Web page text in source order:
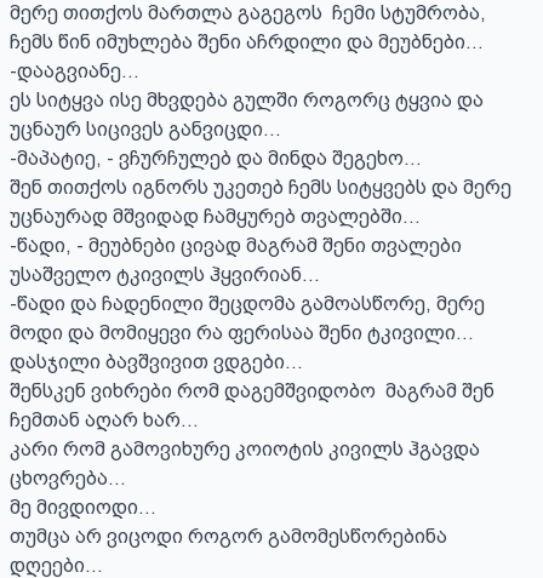
მერე თითქოს მართლა გაგეგოს  ჩემი სტუმრობა,
ჩემს წინ იმუხლება შენი აჩრდილი და მეუბნები...
-დააგვიანე...
ეს სიტყვა ისე მხვდება გულში როგორც ტყვია და
უცნაურ სიცივეს განვიცდი...
-მაპატიე, - ვჩურჩულებ და მინდა შეგეხო...
შენ თითქოს იგნორს უკეთებ ჩემს სიტყვებს და მერე
უცნაურად მშვიდად ჩამყურებ თვალებში...
-წადი, - მეუბნები ცივად მაგრამ შენი თვალები
უსაშველო ტკივილს ჰყვირიან...
-წადი და ჩადენილი შეცდომა გამოასწორე, მერე
მოდი და მომიყევი რა ფერისაა შენი ტკივილი...
დასჯილი ბავშვივით ვდგები...
შენსკენ ვიხრები რომ დაგემშვიდობო  მაგრამ შენ
ჩემთან აღარ ხარ...
კარი რომ გამოვიხურე კოიოტის კივილს ჰგავდა
ცხოვრება...
მე მივდიოდი...
თუმცა არ ვიცოდი როგორ გამომესწორებინა
დღეები...